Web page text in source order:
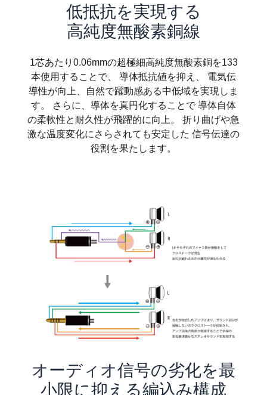
低抵抗を実現する
高純度無酸素銅線
1芯あたり0.06mmの超極細高純度無酸素銅を133
本使用することで、 導体抵抗値を抑え、 電気伝
導性が向上、自然で躍動感ある中低域を実現しま
す。 さらに、導体を真円化することで 導体自体
の柔軟性と耐久性が飛躍的に向上。 折り曲げや急
激な温度変化にさらされても安定した 信号伝達の
役割を果たします。
オーディオ信号の劣化を最
小限に抑える編込み構成